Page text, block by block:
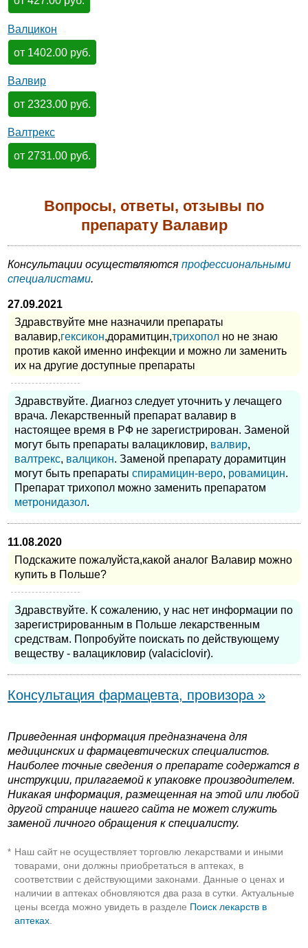
Валцикон
от 1402.00 руб.
Валвир
от 2323.00 руб.
Валтрекс
от 2731.00 руб.
Вопросы, ответы, отзывы по
препарату Валавир
Консультации осуществляются профессиональными
специалистами.
27.09.2021
Здравствуйте мне назначили препараты
валавир,гексикон,дорамитцин,трихопол но не знаю
против какой именно инфекции и можно ли заменить
их на другие доступные препараты
Здравствуйте. Диагноз следует уточнить у лечащего
врача. Лекарственный препарат валавир в
настоящее время в РФ не зарегистрирован. Заменой
могут быть препараты валацикловир, валвир,
валтрекс, валцикон. Заменой препарату дорамитцин
могут быть препараты спирамицин-веро, ровамицин.
Препарат трихопол можно заменить препаратом
метронидазол.
11.08.2020
Подскажите пожалуйста,какой аналог Валавир можно
купить в Польше?
Здравствуйте. К сожалению, у нас нет информации по
зарегистрированным в Польше лекарственным
средствам. Попробуйте поискать по действующему
веществу - валацикловир (valaciclovir).
Консультация фармацевта, провизора »
Приведенная информация предназначена для
медицинских и фармацевтических специалистов.
Наиболее точные сведения о препарате содержатся в
инструкции, прилагаемой к упаковке производителем.
Никакая информация, размещенная на этой или любой
другой странице нашего сайта не может служить
заменой личного обращения к специалисту.
* Наш сайт не осуществляет торговлю лекарствами и иными
товарами, они должны приобретаться в аптеках, в
соответствии с действующими законами. Данные о ценах и
наличии в аптеках обновляются два раза в сутки. Актуальные
цены всегда можно увидеть в разделе Поиск лекарств в
аптеках